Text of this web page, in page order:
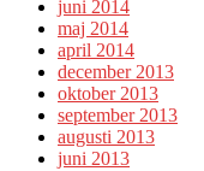
juni 2014
maj 2014
april 2014
december 2013
oktober 2013
september 2013
augusti 2013
juni 2013